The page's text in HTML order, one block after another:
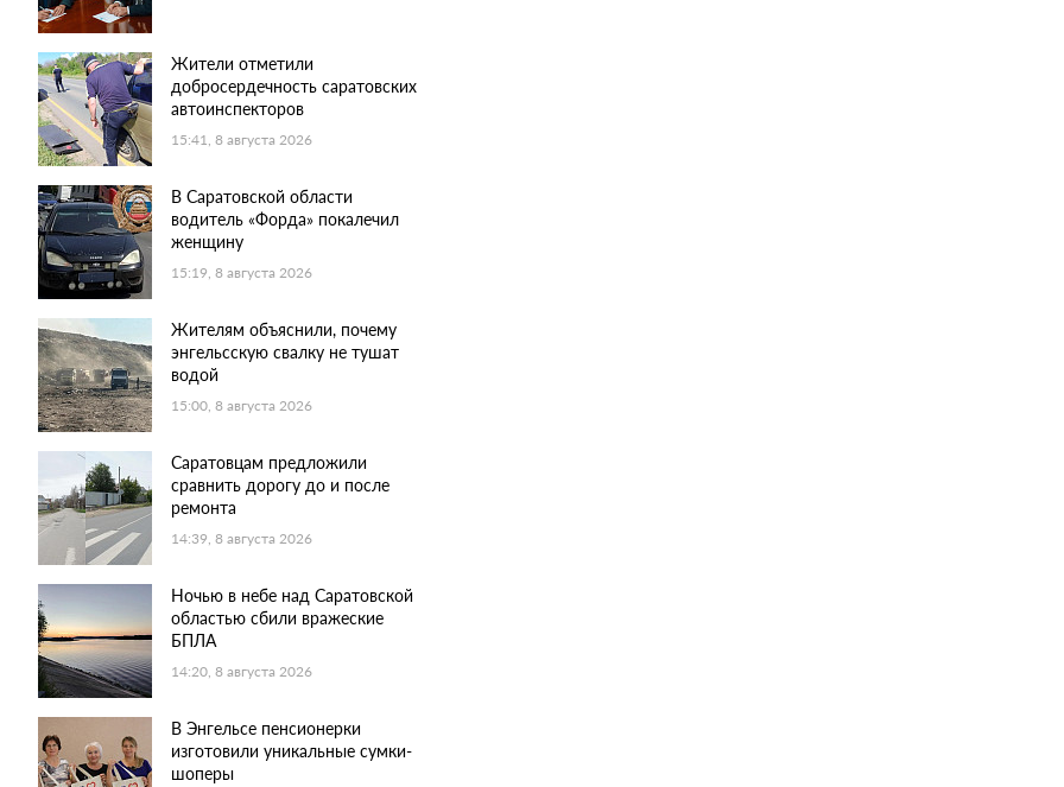
Жители отметили
добросердечность саратовских
автоинспекторов
15:41, 8 августа 2026
В Саратовской области
водитель «Форда» покалечил
женщину
15:19, 8 августа 2026
Жителям объяснили, почему
энгельсскую свалку не тушат
водой
15:00, 8 августа 2026
Саратовцам предложили
сравнить дорогу до и после
ремонта
14:39, 8 августа 2026
Ночью в небе над Саратовской
областью сбили вражеские
БПЛА
14:20, 8 августа 2026
В Энгельсе пенсионерки
изготовили уникальные сумки-
шоперы